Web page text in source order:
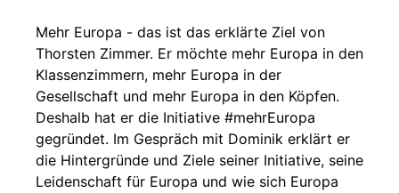
Mehr Europa - das ist das erklärte Ziel von
Thorsten Zimmer. Er möchte mehr Europa in den
Klassenzimmern, mehr Europa in der
Gesellschaft und mehr Europa in den Köpfen.
Deshalb hat er die Initiative #mehrEuropa
gegründet. Im Gespräch mit Dominik erklärt er
die Hintergründe und Ziele seiner Initiative, seine
Leidenschaft für Europa und wie sich Europa